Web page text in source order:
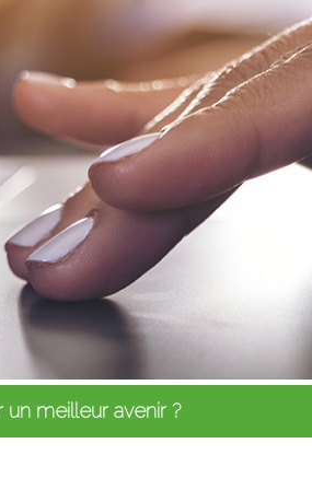
d’avoir un meilleur avenir ?